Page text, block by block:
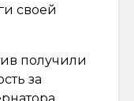
своей
получили
за